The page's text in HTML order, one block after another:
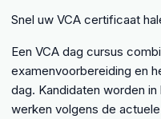
Snel uw VCA certificaat
Een VCA dag cursus
examenvoorbereiding en
dag. Kandidaten worden
werken volgens de